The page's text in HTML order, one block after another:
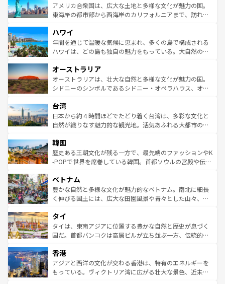
博物館もあり、アルプス観光だけでなく町歩きも満喫する
ことができる。国民の所得が高いため物価も高いが、旅行
ば市内交通費無料で観光を楽しむこともできる。 なお、新
着のスイス情報はコンテンツ一覧 を参照してほしい。
アメリカ合衆国は、広大な土地と多様な文化が魅力の国。
東海岸の都市部から西海岸のカリフォルニアまで、訪れる
のような巨大都市は、観光、ショッピング、エンターテイ
ンメントが詰まった刺激的なスポットだ。一方、アメリカ
西部には大自然が広がり、グランドキャニオンやイエロー
部のニューオーリンズでは、音楽と美食が融合した独特の
文化が魅力。旅行者はアメリカの各地域で異なる魅力を楽
しみながら、その多様性と豊かな歴史を感じることができ
ならではの贅沢な旅のスタイルだ。 なお、新着のアメリカ
情報はコンテンツ一覧を参照してほしい。
ハワイ
年間を通じて温暖な気候に恵まれ、多くの島で構成される
ハワイは、どの島も独自の魅力をもっている。大自然の神
ワイ島は見逃せない。また、定番の観光地といえばオアフ
島だが、静かな自然を求めるならマウイ島やカウアイ島が
おすすめ。エメラルドグリーンに輝く海をはじめ、豊かな
れるおもてなしの心で訪れる人々を迎えてくれるハワイの
人々、おいしいローカルフードやハワイアンミュージッ
ク、伝統的なフラダンスなど、すべてがハワイの魅力を彩
ワイを、存分に味わってほしい。 なお、新着のハワイ情報
はコンテンツ一覧を参照してほしい。
オーストラリア
オーストラリアは、壮大な自然と多様な文化が魅力の国。
シドニーのシンボルであるシドニー・オペラハウス、オー
リアリーフや大陸中央部にそびえるウルル（エアーズロッ
ク）、タスマニアの美しい原生林やケアンズの熱帯雨林な
ど、見どころがたくさん。また、カフェやワイン、オージ
いる。アクティビティも充実しており、サーフィンやダイ
ビング、ハイキングなど、アウトドア好きにはたまらな
い。オーストラリアの多彩な魅力を存分に味わいつくそ
参照してほしい。
台湾
日本から約４時間ほどでたどり着く台湾は、多彩な文化と
自然が織りなす魅力的な観光地。活気あふれる大都市の台
ン）、静ひつな山岳地帯である台湾東部など、都市の喧騒
と山間の静けさが共存しており、訪れる人に新しい発見と
驚きをもたらしてくれる。また、奥深い台湾の食文化も魅
容にもいいと評判のスイーツなど、バラエティ豊かな料理
が味わえる。 なお、新着の台湾情報は コンテンツ一覧を参
照してほしい。
韓国
歴史ある王朝文化が残る一方で、最先端のファッションやK
-POPで世界を席巻している韓国。首都ソウルの宮殿や伝統
き、地方に足を延ばせば四季折々の自然美を楽しむことが
できる。そして、キムチや焼肉、絶品のストリートフード
まで、さまざまな韓国料理が待っている。夜には、韓国な
リティに包まれながら、韓国の多彩な魅力を心ゆくまで味
わってみてほしい。 なお、新着の韓国情報はコンテンツ一
覧を参照してほしい。
ベトナム
豊かな自然と多様な文化が魅力的なベトナム。南北に細長
く伸びる国土には、広大な田園風景や青々とした山々、世
急速な発展と共に伝統が息づく。ハノイの古い町並みやホ
ーチミン市のフランス統治時代の建物も、独特の雰囲気を
醸し出している。また、バラエティの豊かさとおいしさで
とつ。フォーやバインミー、ベトナムコーヒーなどは、ぜ
ひ現地で味わいたい。どの地域を訪れてもあたたかい人々
が旅行者を迎えてくれるので、きっと忘れられない旅にな
タイ
タイは、東南アジアに位置する豊かな自然と歴史が息づく
国だ。首都バンコクは高層ビルが立ち並ぶ一方、伝統的な
の活気が交差している。北部ではチェンマイなどの山岳地
帯で自然と触れ合い、南部ではプーケットやクラビの美し
いビーチでリゾート気分を楽しむことができる。タイ料理
香港
アジアと西洋の文化が交わる香港は、特有のエネルギーを
もっている。ヴィクトリア湾に広がる壮大な景色、近未来